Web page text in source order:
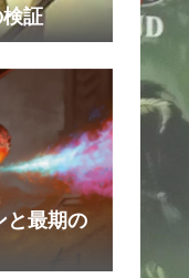
証
と最期の